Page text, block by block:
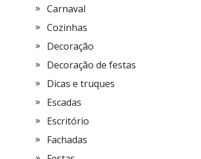
Carnaval
Cozinhas
Decoração
Decoração de festas
Dicas e truques
Escadas
Escritório
Fachadas